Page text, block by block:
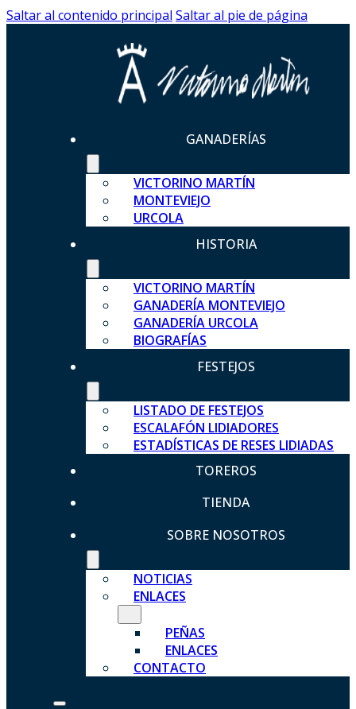
Saltar al contenido principal Saltar al pie de página
GANADERÍAS
VICTORINO MARTÍN
MONTEVIEJO
URCOLA
HISTORIA
VICTORINO MARTÍN
GANADERÍA MONTEVIEJO
GANADERÍA URCOLA
BIOGRAFÍAS
FESTEJOS
LISTADO DE FESTEJOS
ESCALAFÓN LIDIADORES
ESTADÍSTICAS DE RESES LIDIADAS
TOREROS
TIENDA
SOBRE NOSOTROS
NOTICIAS
ENLACES
PEÑAS
ENLACES
CONTACTO